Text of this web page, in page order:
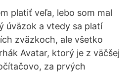
platiť veľa, lebo som mal
úväzok a vtedy sa platí
zväzkoch, ale všetko
Avatar, ktorý je z väčšej
za prvých